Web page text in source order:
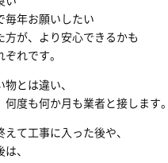
毎年お願いしたい
方が、より安心できるかも
れです。
とは違い、
何度も何か月も業者と接します。
て工事に入った後や、
、